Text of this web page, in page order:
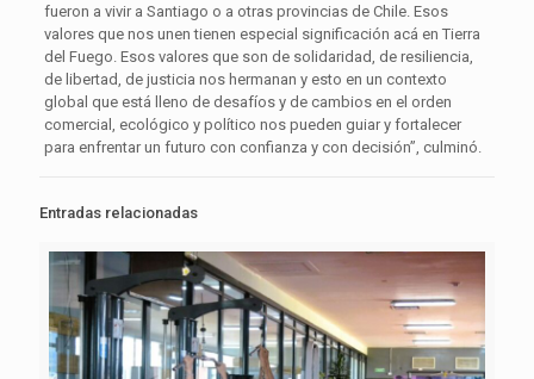
fueron a vivir a Santiago o a otras provincias de Chile. Esos
valores que nos unen tienen especial significación acá en Tierra
del Fuego. Esos valores que son de solidaridad, de resiliencia,
de libertad, de justicia nos hermanan y esto en un contexto
global que está lleno de desafíos y de cambios en el orden
comercial, ecológico y político nos pueden guiar y fortalecer
para enfrentar un futuro con confianza y con decisión”, culminó.
Entradas relacionadas